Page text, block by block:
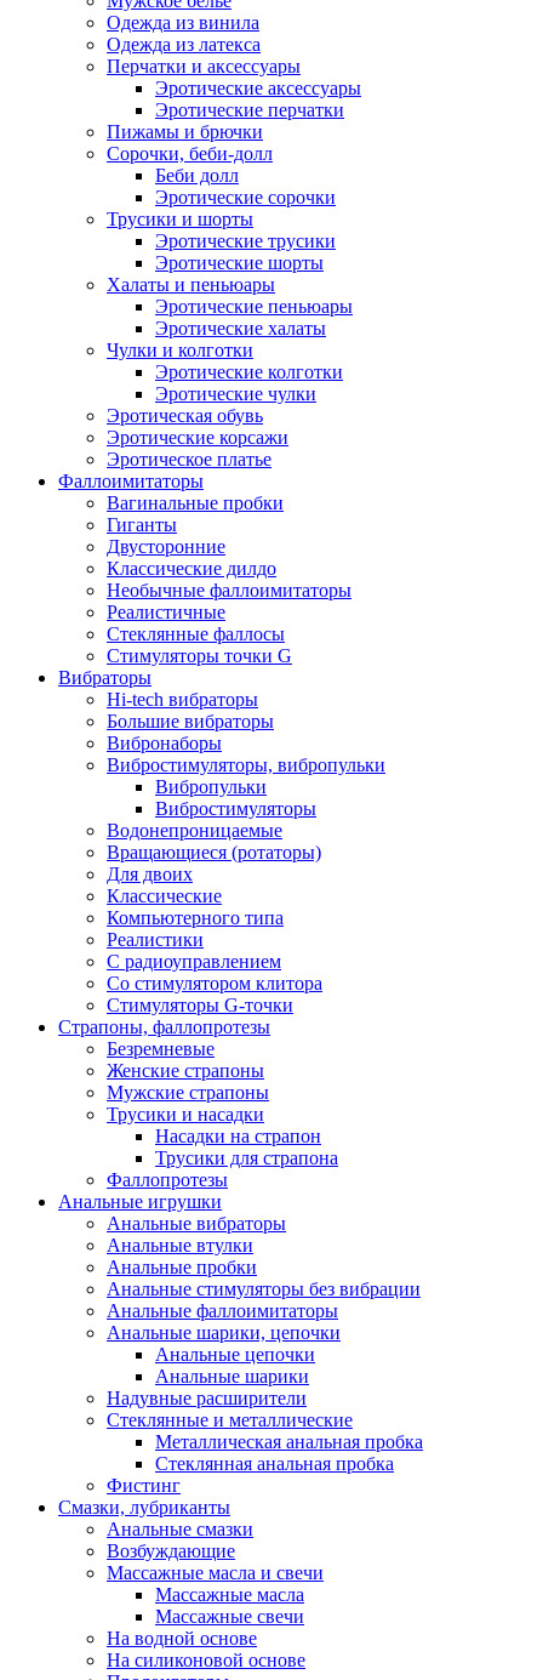
Одежда из винила
Одежда из латекса
Перчатки и аксессуары
Эротические аксессуары
Эротические перчатки
Пижамы и брючки
Сорочки, беби-долл
Беби долл
Эротические сорочки
Трусики и шорты
Эротические трусики
Эротические шорты
Халаты и пеньюары
Эротические пеньюары
Эротические халаты
Чулки и колготки
Эротические колготки
Эротические чулки
Эротическая обувь
Эротические корсажи
Эротическое платье
Фаллоимитаторы
Вагинальные пробки
Гиганты
Двусторонние
Классические дилдо
Необычные фаллоимитаторы
Реалистичные
Стеклянные фаллосы
Стимуляторы точки G
Вибраторы
Hi-tech вибраторы
Большие вибраторы
Вибронаборы
Вибростимуляторы, вибропульки
Вибропульки
Вибростимуляторы
Водонепроницаемые
Вращающиеся (ротаторы)
Для двоих
Классические
Компьютерного типа
Реалистики
С радиоуправлением
Со стимулятором клитора
Стимуляторы G-точки
Страпоны, фаллопротезы
Безремневые
Женские страпоны
Мужские страпоны
Трусики и насадки
Насадки на страпон
Трусики для страпона
Фаллопротезы
Анальные игрушки
Анальные вибраторы
Анальные втулки
Анальные пробки
Анальные стимуляторы без вибрации
Анальные фаллоимитаторы
Анальные шарики, цепочки
Анальные цепочки
Анальные шарики
Надувные расширители
Стеклянные и металлические
Металлическая анальная пробка
Стеклянная анальная пробка
Фистинг
Смазки, лубриканты
Анальные смазки
Возбуждающие
Массажные масла и свечи
Массажные масла
Массажные свечи
На водной основе
На силиконовой основе